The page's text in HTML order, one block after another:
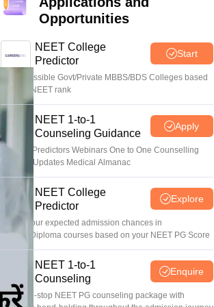
Science Colleges in Maharashtra
Paper
Opportunities
NEET College
Predictor
Start
Know possible Govt/Private MBBS/BDS Colleges based
on your NEET rank
NEET 1-to-1
Counseling Guidance
Apply
College Predictors Webinars One to One Counselling
Regular Updates Medical Almanac
NEET College
Predictor
Explore
Check your expected admission chances in
MD/MS/Diploma courses based on your NEET PG Score
NEET 1-to-1
Counseling
Enquire
Your one-stop NEET PG counseling package with